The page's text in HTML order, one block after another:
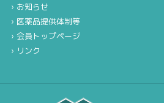
お知らせ
医薬品提供体制等
会員トップページ
リンク